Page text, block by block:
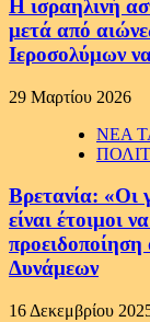
Η ισραηλινή
μετά από
Ιεροσολύμων
29 Μαρτίου 2026
ΝΕΑ
Βρετανία: «Οι
είναι έτοιμοι
Δυνάμεων
16 Δεκεμβρίου